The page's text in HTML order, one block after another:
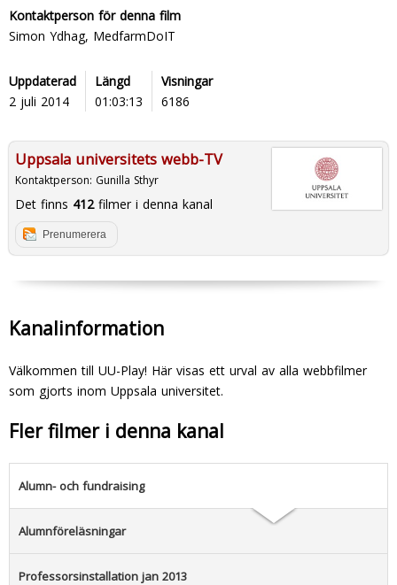
Kontaktperson för denna film
Simon Ydhag, MedfarmDoIT
Uppdaterad
2 juli 2014
Längd
01:03:13
Visningar
6186
Uppsala universitets webb-TV
Kontaktperson: Gunilla Sthyr
Det finns 412filmer i denna kanal
Prenumerera
Kanalinformation
Välkommen till UU-Play! Här visas ett urval av alla webbfilmer
som gjorts inom Uppsala universitet.
Fler filmer i denna kanal
Alumn- och fundraising
Alumnföreläsningar
Professorsinstallation jan 2013